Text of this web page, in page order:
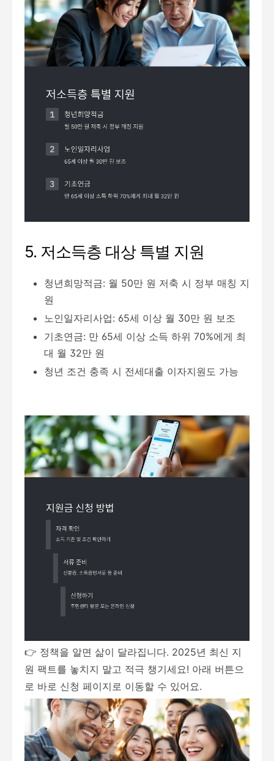
5. 저소득층 대상 특별 지원
청년희망적금: 월 50만 원 저축 시 정부 매칭 지
원
노인일자리사업: 65세 이상 월 30만 원 보조
기초연금: 만 65세 이상 소득 하위 70%에게 최
대 월 32만 원
청년 조건 충족 시 전세대출 이자지원도 가능
👉 정책을 알면 삶이 달라집니다. 2025년 최신 지
원 팩트를 놓치지 말고 적극 챙기세요! 아래 버튼으
로 바로 신청 페이지로 이동할 수 있어요.